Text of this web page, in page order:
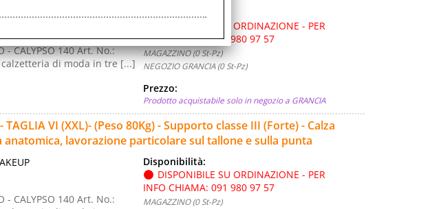
- CALYPSO 140 Art. No.:
calzetteria di moda in tre [...]
DISPONIBILE SU ORDINAZIONE - PER
INFO CHIAMA: 091 980 97 57
MAGAZZINO (0 St-Pz)
NEGOZIO GRANCIA (0 St-Pz)
Prezzo:
Prodotto acquistabile solo in negozio a GRANCIA
TAGLIA VI (XXL)- (Peso 80Kg) - Supporto classe III (Forte) - Calza
lavorazione particolare sul tallone e sulla punta
- CALYPSO 140 Art. No.:
Disponibilità:
DISPONIBILE SU ORDINAZIONE - PER
INFO CHIAMA: 091 980 97 57
MAGAZZINO (0 St-Pz)